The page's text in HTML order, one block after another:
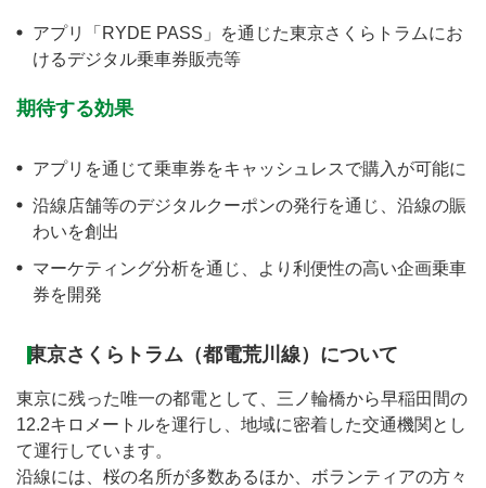
アプリ「RYDE PASS」を通じた東京さくらトラムにお
けるデジタル乗車券販売等
期待する効果
アプリを通じて乗車券をキャッシュレスで購入が可能に
沿線店舗等のデジタルクーポンの発行を通じ、沿線の賑
わいを創出
マーケティング分析を通じ、より利便性の高い企画乗車
券を開発
東京さくらトラム（都電荒川線）について
東京に残った唯一の都電として、三ノ輪橋から早稲田間の
12.2キロメートルを運行し、地域に密着した交通機関とし
て運行しています。
沿線には、桜の名所が多数あるほか、ボランティアの方々